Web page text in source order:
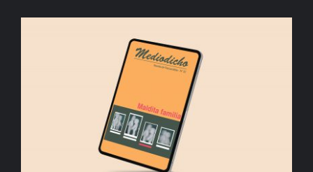
AÑADIR AL CARRITO /